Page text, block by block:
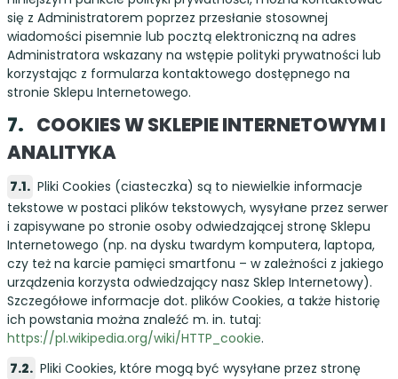
się z Administratorem poprzez przesłanie stosownej
wiadomości pisemnie lub pocztą elektroniczną na adres
Administratora wskazany na wstępie polityki prywatności lub
korzystając z formularza kontaktowego dostępnego na
stronie Sklepu Internetowego.
COOKIES W SKLEPIE INTERNETOWYM I
ANALITYKA
Pliki Cookies (ciasteczka) są to niewielkie informacje
tekstowe w postaci plików tekstowych, wysyłane przez serwer
i zapisywane po stronie osoby odwiedzającej stronę Sklepu
Internetowego (np. na dysku twardym komputera, laptopa,
czy też na karcie pamięci smartfonu – w zależności z jakiego
urządzenia korzysta odwiedzający nasz Sklep Internetowy).
Szczegółowe informacje dot. plików Cookies, a także historię
ich powstania można znaleźć m. in. tutaj:
https://pl.wikipedia.org/wiki/HTTP_cookie.
Pliki Cookies, które mogą być wysyłane przez stronę